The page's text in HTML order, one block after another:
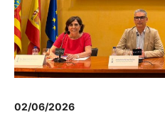
02/06/2026